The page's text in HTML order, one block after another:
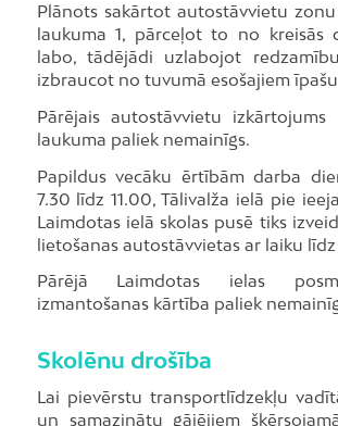
Plānots sakārtot autostāvvietu
laukuma 1, pārceļot to no kreisās
labo, tādējādi uzlabojot
izbraucot no tuvumā esošajiem
Pārējais autostāvvietu izkārtojums
laukuma paliek nemainīgs.
Papildus vecāku ērtībām darba
7.30 līdz 11.00, Tālivalža ielā pie
Laimdotas ielā skolas pusē tiks
lietošanas autostāvvietas ar laiku līdz
Pārējā Laimdotas ielas
izmantošanas kārtība paliek
Skolēnu drošība
Lai pievērstu transportlīdzekļu
un samazinātu gājējiem